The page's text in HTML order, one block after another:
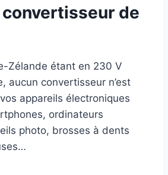
de
Zélande étant en 230 V
aucun convertisseur n’est
appareils électroniques
ordinateurs
photo, brosses à dents